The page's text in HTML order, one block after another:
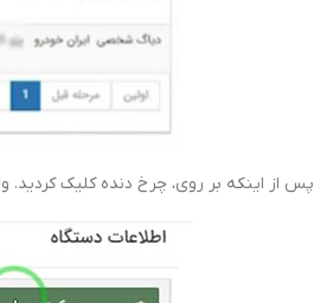
پس از اینکه بر روی، چرخ دنده کلیک کردید.